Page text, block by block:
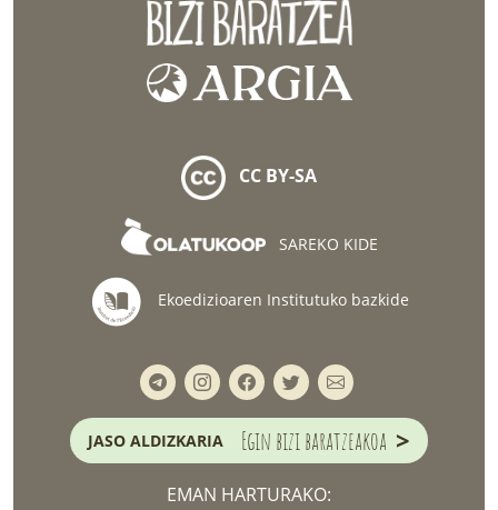
CC BY-SA
SAREKO KIDE
Ekoedizioaren Institutuko bazkide
JASO ALDIZKARIA Egin bizi baratzeakoa >
EMAN HARTURAKO: